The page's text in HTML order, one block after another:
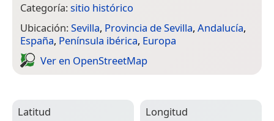
Categoría:sitio histórico
Ubicación:Sevilla, Provincia de Sevilla, Andalucía,
España, Península ibérica, Europa
Ver en Open­Street­Map
Latitud
Longitud